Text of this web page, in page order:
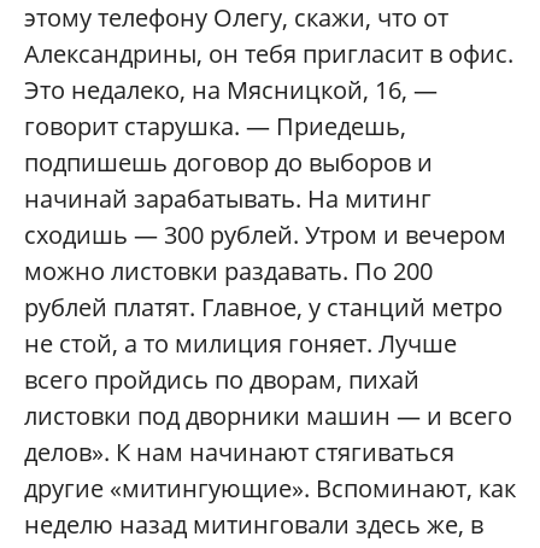
этому телефону Олегу, скажи, что от
Александрины, он тебя пригласит в офис.
Это недалеко, на Мясницкой, 16, —
говорит старушка. — Приедешь,
подпишешь договор до выборов и
начинай зарабатывать. На митинг
сходишь — 300 рублей. Утром и вечером
можно листовки раздавать. По 200
рублей платят. Главное, у станций метро
не стой, а то милиция гоняет. Лучше
всего пройдись по дворам, пихай
листовки под дворники машин — и всего
делов». К нам начинают стягиваться
другие «митингующие». Вспоминают, как
неделю назад митинговали здесь же, в